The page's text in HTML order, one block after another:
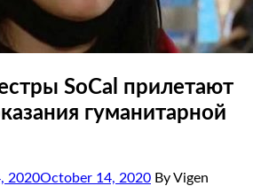
SoCal прилетают
гуманитарной
2020October 14, 2020 By Vigen